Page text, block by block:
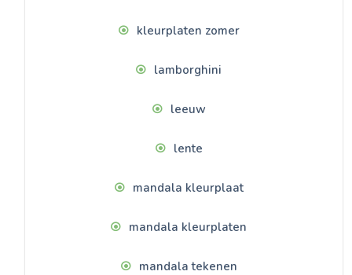
kleurplaten zomer
lamborghini
leeuw
lente
mandala kleurplaat
mandala kleurplaten
mandala tekenen